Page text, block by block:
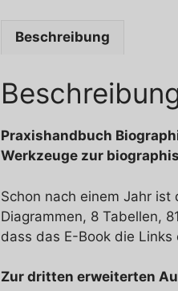
Beschreibung
Praxishandbuch
Werkzeuge zur
Schon nach einem Jahr
Diagrammen, 8 Tabellen,
dass das E-Book die
Zur dritten erweiterten